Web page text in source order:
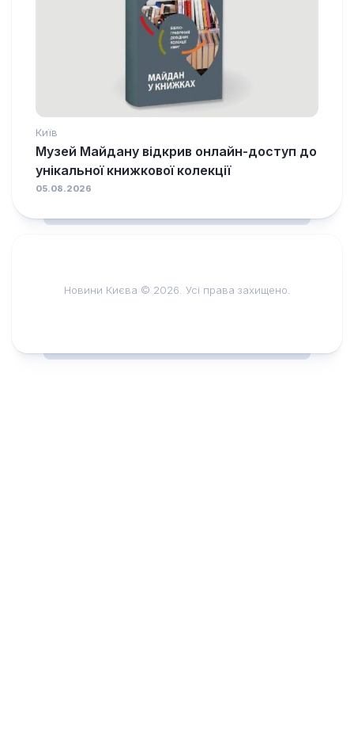
Київ
Музей Майдану відкрив онлайн-доступ до
унікальної книжкової колекції
05.08.2026
Новини Києва © 2026. Усі права захищено.